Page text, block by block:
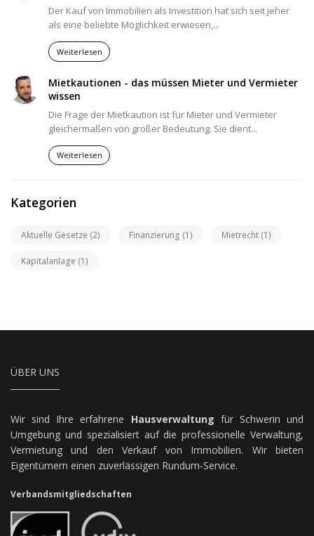
Der Kauf von Immobilien als Investition hat sich seit jeher
als eine beliebte Möglichkeit erwiesen,...
Weiterlesen
Mietkautionen - das müssen Mieter und Vermieter
wissen
Die Frage der Mietkaution ist für Mieter und Vermieter
gleichermaßen von großer Bedeutung. Sie dient...
Weiterlesen
Kategorien
Aktuelle Gesetze (2) Finanzierung (1) Mietrecht (1)
Kapitalanlage (1)
ÜBER UNS
Wir sind Ihre erfahrene Hausverwaltung für Schwerin und
Umgebung und spezialisiert auf die professionelle Verwaltung,
Vermietung und den Verkauf von Immobilien. Wir bieten
Eigentümern einen zuverlässigen Rundum-Service.
Verbandsmitgliedschaften